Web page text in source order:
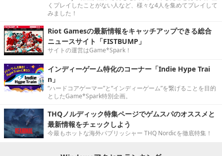
くプレイしたことがない人など、様々な4人を集めてプレイして
みました！
Riot Gamesの最新情報をキャッチアップできる総合
ニュースサイト「FISTBUMP」
サイトの運営はGame*Spark！
インディーゲーム特化のコーナー「Indie Hype Trai
n」
“ハードコアゲーマー”と“インディーゲーム”を繋げることを目的
としたGame*Spark特別企画。
THQノルディック特集ページでゲムスパのオススメと
最新情報をチェックしよう
今最もホットな海外パブリッシャー THQ Nordicを徹底特集！